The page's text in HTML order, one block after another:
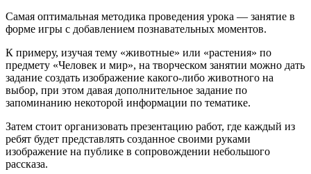
Самая оптимальная методика проведения урока — занятие в
форме игры с добавлением познавательных моментов.
К примеру, изучая тему «животные» или «растения» по
предмету «Человек и мир», на творческом занятии можно дать
задание создать изображение какого-либо животного на
выбор, при этом давая дополнительное задание по
запоминанию некоторой информации по тематике.
Затем стоит организовать презентацию работ, где каждый из
ребят будет представлять созданное своими руками
изображение на публике в сопровождении небольшого
рассказа.